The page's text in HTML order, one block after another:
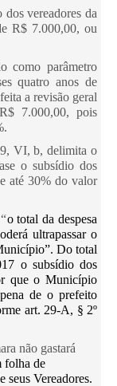
vereadores da
R$ 7.000,00, ou
como parâmetro
quatro anos de
a revisão geral
7.000,00, pois
VI, b, delimita o
o subsídio dos
até 30% do valor
o total da despesa
ultrapassar o
Do total
o subsídio dos
que o Município
de o prefeito
art. 29-A, § 2º
não gastará
folha de
seus Vereadores.